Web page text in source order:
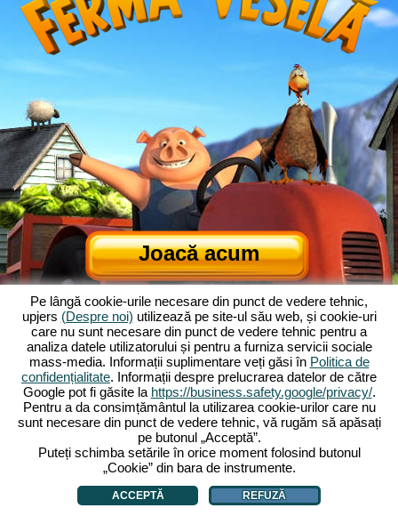
Joacă acum
Despre Ferma Veselă|Povestea din spatele jocului de browser|
Caracteristicile|TCG|Contact/Credite|Declarație de confidențialitate|
|My Free Farm 2 App|Google Play
Jocuri de browser - Upjers.com|Gestionarea cookie-urilor
Pe lângă cookie-urile necesare din punct de vedere tehnic,
upjers (Despre noi) utilizează pe site-ul său web, și cookie-uri
care nu sunt necesare din punct de vedere tehnic pentru a
analiza datele utilizatorului și pentru a furniza servicii sociale
mass-media. Informații suplimentare veți găsi în Politica de
confidențialitate. Informații despre prelucrarea datelor de către
Google pot fi găsite la https://business.safety.google/privacy/.
Pentru a da consimțământul la utilizarea cookie-urilor care nu
sunt necesare din punct de vedere tehnic, vă rugăm să apăsați
pe butonul „Acceptă”.
Puteți schimba setările în orice moment folosind butonul
„Cookie” din bara de instrumente.
ACCEPTĂ REFUZĂ